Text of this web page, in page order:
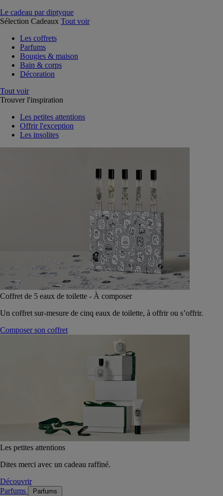
Le cadeau par diptyque
Sélection Cadeaux Tout voir
Les coffrets
Parfums
Bougies & maison
Bain & corps
Décoration
Tout voir
Trouver l'inspiration
Les petites attentions
Offrir l'exception
Les insolites
Coffret de 5 eaux de toilette - À composer
Un coffret sur-mesure de cinq eaux de toilette, à offrir ou s’offrir.
Composer son coffret
Les petites attentions
Dites merci avec un cadeau raffiné.
Découvrir
Parfums
Parfums